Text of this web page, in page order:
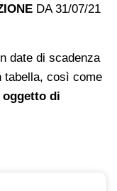
DA 31/07/21
date di scadenza
tabella, così come
oggetto di